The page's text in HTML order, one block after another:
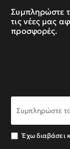
Συμπληρώστε
τις νέες μας
προσφορές.
το
σας
Έχω διαβάσει